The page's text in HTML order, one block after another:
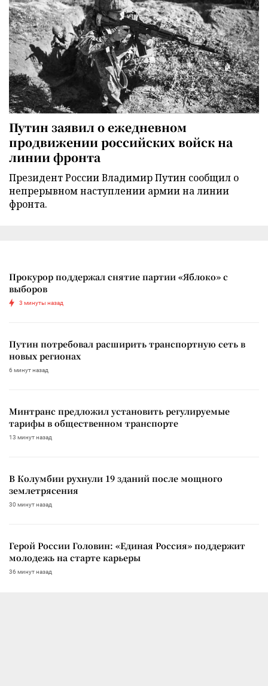
Путин заявил о ежедневном
продвижении российских войск на
линии фронта
Президент России Владимир Путин сообщил о
непрерывном наступлении армии на линии
фронта.
Прокурор поддержал снятие партии «Яблоко» с
выборов
3 минуты назад
Путин потребовал расширить транспортную сеть в
новых регионах
6 минут назад
Минтранс предложил установить регулируемые
тарифы в общественном транспорте
13 минут назад
В Колумбии рухнули 19 зданий после мощного
землетрясения
30 минут назад
Герой России Головин: «Единая Россия» поддержит
молодежь на старте карьеры
36 минут назад